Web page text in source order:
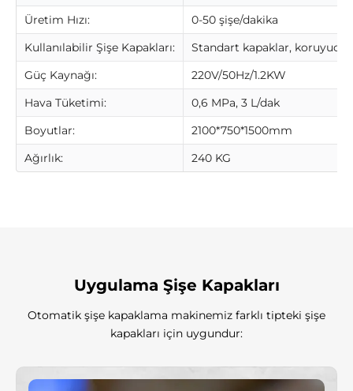
Üretim Hızı:
0-50 şişe/dakika
Kullanılabilir Şişe Kapakları:
Standart kapaklar, koruyucu
Güç Kaynağı:
220V/50Hz/1.2KW
Hava Tüketimi:
0,6 MPa, 3 L/dak
Boyutlar:
2100*750*1500mm
Ağırlık:
240 KG
Uygulama Şişe Kapakları
Otomatik şişe kapaklama makinemiz farklı tipteki şişe
kapakları için uygundur: